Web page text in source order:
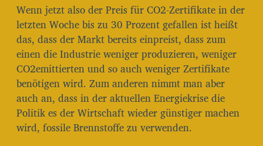
Wenn jetzt also der Preis für CO2-Zertifikate in der
letzten Woche bis zu 30 Prozent gefallen ist heißt
das, dass der Markt bereits einpreist, dass zum
einen die Industrie weniger produzieren, weniger
CO2emittierten und so auch weniger Zertifikate
benötigen wird. Zum anderen nimmt man aber
auch an, dass in der aktuellen Energiekrise die
Politik es der Wirtschaft wieder günstiger machen
wird, fossile Brennstoffe zu verwenden.